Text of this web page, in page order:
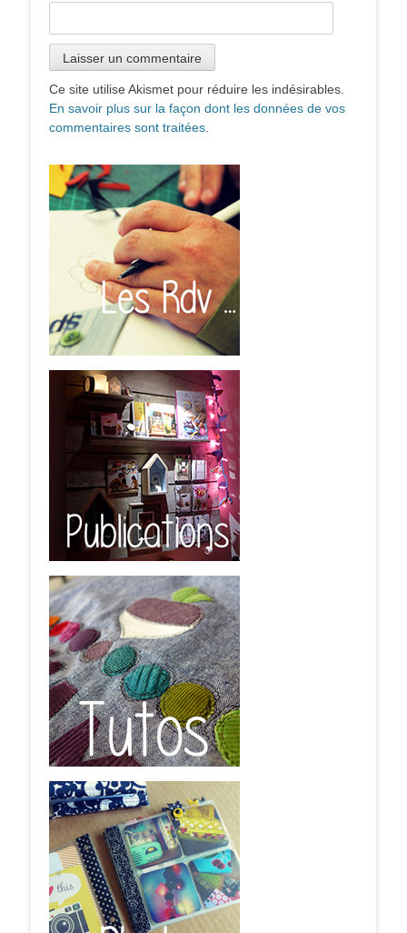
Ce site utilise Akismet pour réduire les indésirables.
En savoir plus sur la façon dont les données de vos
commentaires sont traitées